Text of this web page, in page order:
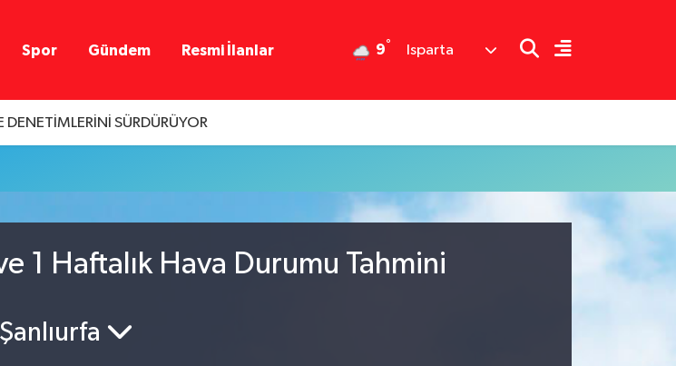
Spor Gündem Resmi İlanlar 9° Isparta
DENETİMLERİNİ SÜRDÜRÜYOR
1 Haftalık Hava Durumu Tahmini
Şanlıurfa